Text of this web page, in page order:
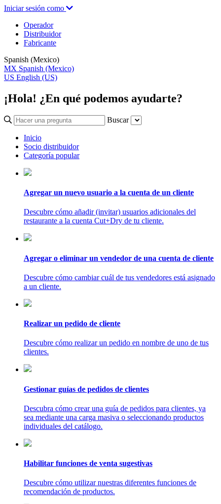
Iniciar sesión como
Operador
Distribuidor
Fabricante
Spanish (Mexico)
MX Spanish (Mexico)
US English (US)
¡Hola! ¿En qué podemos ayudarte?
Buscar
Inicio
Socio distribuidor
Categoría popular
Agregar un nuevo usuario a la cuenta de un cliente
Descubre cómo añadir (invitar) usuarios adicionales del
restaurante a la cuenta Cut+Dry de tu cliente.
Agregar o eliminar un vendedor de una cuenta de cliente
Descubre cómo cambiar cuál de tus vendedores está asignado
a un cliente.
Realizar un pedido de cliente
Descubre cómo realizar un pedido en nombre de uno de tus
clientes.
Gestionar guías de pedidos de clientes
Descubra cómo crear una guía de pedidos para clientes, ya
sea mediante una carga masiva o seleccionando productos
individuales del catálogo.
Habilitar funciones de venta sugestivas
Descubre cómo utilizar nuestras diferentes funciones de
recomendación de productos.